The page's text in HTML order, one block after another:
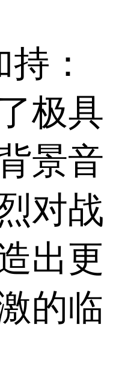
：
极具
景音
对战
出更
的临